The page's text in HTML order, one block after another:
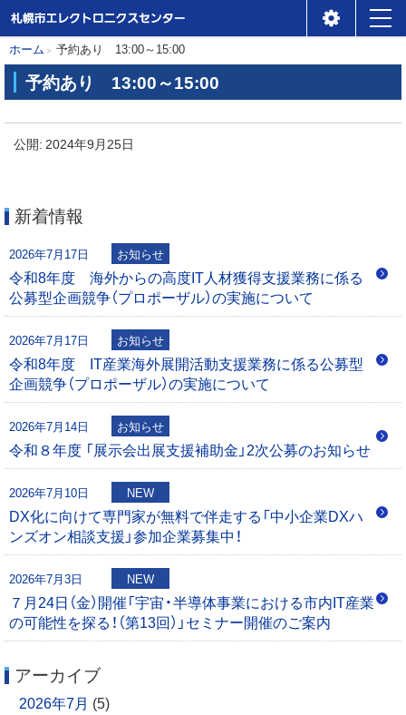
本
へ
札幌市エレクトロニクスセ
ンター
ニ
ュ
ー
現
在
位
置
の
ホーム 予約あり 13:00～15:00
予約あり 13:00～15:00
予
約
1
3
0
0
～
5
:
0
0
公開:2024年9月25日
新着情報
2026年7月17日 お知らせ
令和8年度 海外からの高度IT人材獲得支援業務に係る
公募型企画競争（プロポーザル）の実施について
2026年7月17日 お知らせ
令和8年度 IT産業海外展開活動支援業務に係る公募型
企画競争（プロポーザル）の実施について
2026年7月14日 お知らせ
令和８年度 「展示会出展支援補助金」2次公募のお知らせ
2026年7月10日 NEW
DX化に向けて専門家が無料で伴走する「中小企業DXハ
ンズオン相談支援」参加企業募集中！
2026年7月3日 NEW
７月24日（金）開催「宇宙・半導体事業における市内IT産業
の可能性を探る！（第13回）」セミナー開催のご案内
アーカイブ
2026年7月 (5)